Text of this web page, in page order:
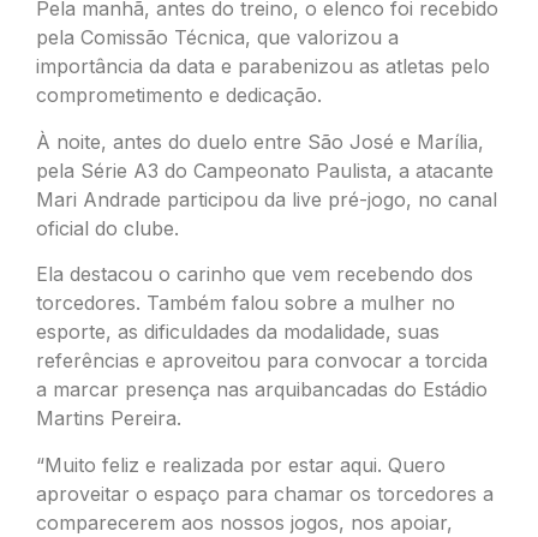
Pela manhã, antes do treino, o elenco foi recebido
pela Comissão Técnica, que valorizou a
importância da data e parabenizou as atletas pelo
comprometimento e dedicação.
À noite, antes do duelo entre São José e Marília,
pela Série A3 do Campeonato Paulista, a atacante
Mari Andrade participou da live pré-jogo, no canal
oficial do clube.
Ela destacou o carinho que vem recebendo dos
torcedores. Também falou sobre a mulher no
esporte, as dificuldades da modalidade, suas
referências e aproveitou para convocar a torcida
a marcar presença nas arquibancadas do Estádio
Martins Pereira.
“Muito feliz e realizada por estar aqui. Quero
aproveitar o espaço para chamar os torcedores a
comparecerem aos nossos jogos, nos apoiar,